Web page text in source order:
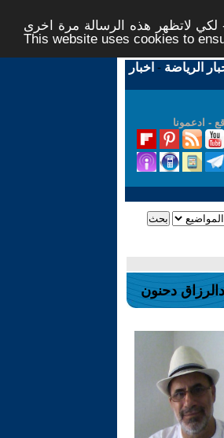
لاتظهر هذه الرسالة مرة اخرى -
This website uses cookies to
الرياضة - اخبار
- ادعمونا
دحنون